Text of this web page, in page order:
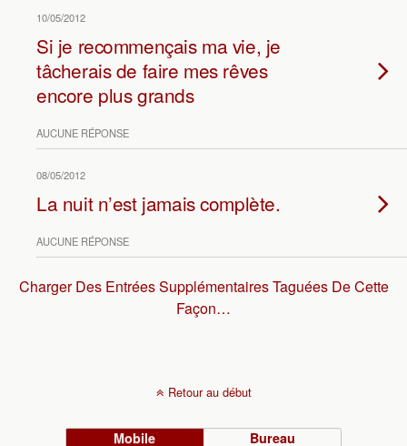
10/05/2012
Si je recommençais ma vie, je
tâcherais de faire mes rêves
encore plus grands
AUCUNE RÉPONSE
08/05/2012
La nuit n’est jamais complète.
AUCUNE RÉPONSE
Charger Des Entrées Supplémentaires Taguées De Cette
Façon…
Retour au début
Mobile Bureau